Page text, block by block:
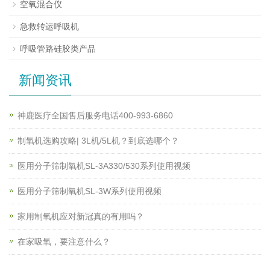
空氧混合仪
急救转运呼吸机
呼吸管路硅胶类产品
新闻资讯
神鹿医疗全国售后服务电话400-993-6860
制氧机选购攻略| 3L机/5L机？到底选哪个？
医用分子筛制氧机SL-3A330/530系列使用视频
医用分子筛制氧机SL-3W系列使用视频
家用制氧机应对新冠真的有用吗？
在家吸氧，要注意什么？